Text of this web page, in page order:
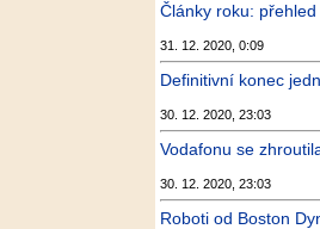
Články roku:
31. 12. 2020, 0:09
Definitivní konec
30. 12. 2020, 23:03
Vodafonu se
30. 12. 2020, 23:03
Roboti od Boston